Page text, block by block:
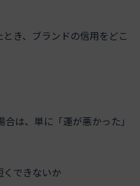
とき、ブランドの信用をどこ
は、単に「運が悪かった」
くできないか